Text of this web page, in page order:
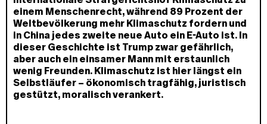
einem Menschenrecht, während 89 Prozent der
Weltbevölkerung mehr Klimaschutz fordern und
in China jedes zweite neue Auto ein E-Auto ist. In
dieser Geschichte ist Trump zwar gefährlich,
aber auch ein einsamer Mann mit erstaunlich
wenig Freunden. Klimaschutz ist hier längst ein
Selbstläufer – ökonomisch tragfähig, juristisch
gestützt, moralisch verankert.